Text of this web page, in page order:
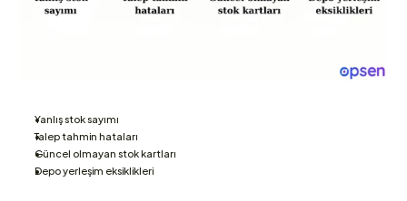
Yanlış stok sayımı
Talep tahmin hataları
Güncel olmayan stok kartları
Depo yerleşim eksiklikleri